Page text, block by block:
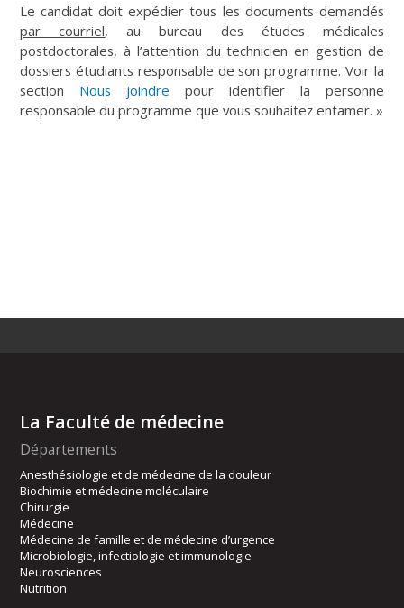
Le candidat doit expédier tous les documents demandés
par courriel, au bureau des études médicales
postdoctorales, à l’attention du technicien en gestion de
dossiers étudiants responsable de son programme. Voir la
section Nous joindre pour identifier la personne
responsable du programme que vous souhaitez entamer. »
La Faculté de médecine
Départements
Anesthésiologie et de médecine de la douleur
Biochimie et médecine moléculaire
Chirurgie
Médecine
Médecine de famille et de médecine d’urgence
Microbiologie, infectiologie et immunologie
Neurosciences
Nutrition